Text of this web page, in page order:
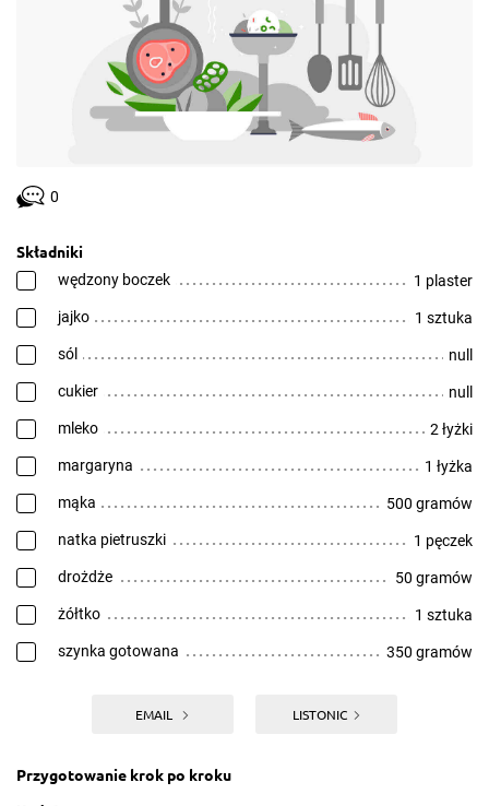
0
Składniki
wędzony boczek 1 plaster
jajko 1 sztuka
sól null
cukier null
mleko 2 łyżki
margaryna 1 łyżka
mąka 500 gramów
natka pietruszki 1 pęczek
drożdże 50 gramów
żółtko 1 sztuka
szynka gotowana 350 gramów
EMAIL LISTONIC
Przygotowanie krok po kroku